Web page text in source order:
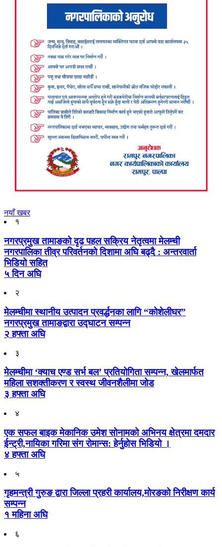
नयाँ खबर
१
नगरप्रमुख तामाङको दृढ पहल सक्रिय नेतृत्वमा मेलम्ची
नगरपालिका तीव्र परिवर्तनको दिशामा अघि बढ्दै : अन्तरवार्ता
भिडियो सहित
५ दिन अघि
२
मेलम्चीमा स्थानीय उत्पादन प्रवर्द्धनका लागि “कोशेलीघर”
नगरप्रमुख तामाङद्वारा उद्घाटन सम्पन्न
२ हफ्ता अघि
३
मेलम्चीमा ‘क्याच एण्ड सर्भ बल’ प्रतियोगिता सम्पन्न, खेलमार्फत
महिला सशक्तीकरण र स्वस्थ जीवनशैलीमा जोड
३ हफ्ता अघि
४
एक सफल बाइक मेकानिक उमेश सोनामको अभिनय क्षेत्रमा दमदार
ईन्ट्री,नायिका गरिमा संग रोमान्स: हेर्नुहोस भिडियो ।
४ हफ्ता अघि
५
गृहमन्त्री गुरुङ द्वारा जिल्ला प्रहरी कार्यालय,मोरङको निरीक्षण कार्य
सम्पन्न
१ महिना अघि
६